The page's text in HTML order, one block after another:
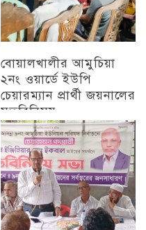
বোয়ালখালীর আমুচিয়া
২নং ওয়ার্ডে ইউপি
চেয়ারম্যান প্রার্থী জয়নালের
মতবিনিময়
চট্টগ্রাম